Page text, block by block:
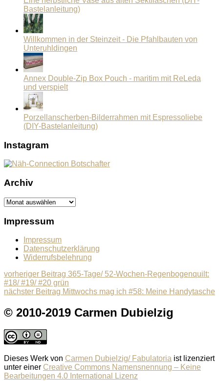
Bastelanleitung)
Willkommen in der Steinzeit - Die Pfahlbauten von
Unteruhldingen
Annex Double-Zip Box Pouch - maritim mit ReLeda
und verspielt
Porzellanscherben-Bilderrahmen mit Espressoliebe
(DIY-Bastelanleitung)
Instagram
Archiv
Archiv
Impressum
Impressum
Datenschutzerklärung
Widerrufsbelehrung
Beitragsnavigation
vorheriger Beitrag Previous
post:
365-Tage/ 52-Wochen-Regenbogenquilt:
#18/ #19/ #20 grün
nächster Beitrag Next
Mittwochs mag ich #58: Meine Handytasche
© 2010-2019 Carmen Dubielzig
Dieses Werk von Carmen Dubielzig/ Fabulatoria ist lizenziert
unter einer Creative Commons Namensnennung – Keine
Bearbeitungen 4.0 International Lizenz